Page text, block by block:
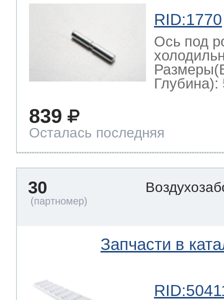
RID:1770
Ось под
Глубина):
839
Осталась последняя
30
Запчасти в